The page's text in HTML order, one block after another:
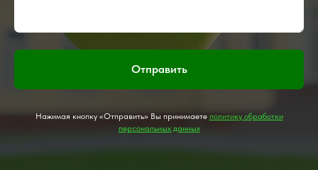
Отправить
Нажимая кнопку «Отправить» Вы принимаете политику обработки
персональных данных